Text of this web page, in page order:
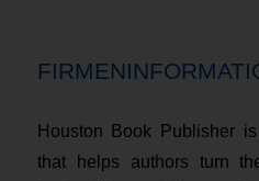
Houston Book Publisher
that helps authors turn